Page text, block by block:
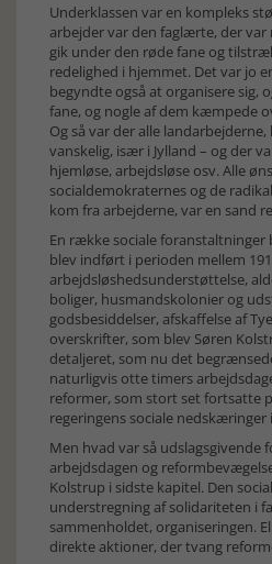
Underklassen var en kompleks
arbejder var den faglærte, der var
gik under den røde fane og
redelighed i hjemmet. Det var jo
begyndte også at organisere sig,
fane, og nogle af dem kæmpede
Og så var der alle
vanskelig, især i Jylland – og der
hjemløse, arbejdsløse osv. Alle
socialdemokraternes og de
kom fra arbejderne, var en sand
En række sociale
blev indført i perioden mellem
arbejdsløshedsunderstøttelse,
boliger, husmandskolonier og
godsbesiddelser, afskaffelse af
overskrifter, som blev Søren
detaljeret, som nu det
naturligvis otte timers
reformer, som stort set fortsatte
regeringens sociale nedskæringer i
Men hvad var så udslagsgivende
arbejdsdagen og
Kolstrup i sidste kapitel. Den
understregning af solidariteten i
sammenholdet, organiseringen.
direkte aktioner, der tvang